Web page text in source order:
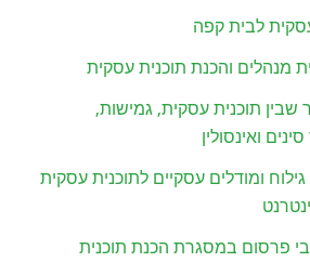
לבית קפה
מנהלים והכנת תוכנית עסקית
תוכנית עסקית, גמישות,
ואינסולין
גילוח ומודלים עסקיים לתוכנית עסקית
פרסום במסגרת הכנת תוכנית